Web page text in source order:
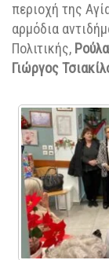
περιοχή της
αρμόδια
Πολιτικής,
Γιώργος